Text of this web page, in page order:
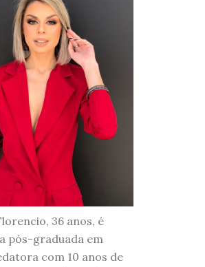
36 anos, é
pós-graduada em
com 10 anos de